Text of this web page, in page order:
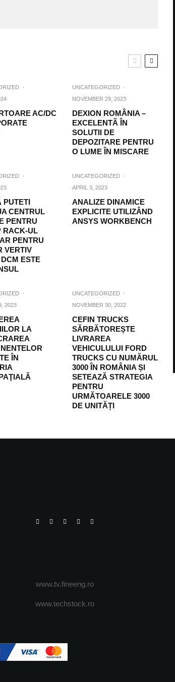
·
AC/DC
UNCATEGORIZED
·
NOVEMBER 29, 2023
DEXION ROMÂNIA –
EXCELENTÃ ÎN
SOLUTII DE
DEPOZITARE PENTRU
O LUME ÎN MISCARE
·
PUTETI
CENTRUL
PENTRU
RACK-UL
PENTRU
VERTIV
ESTE
UNCATEGORIZED
·
APRIL 3, 2023
ANALIZE DINAMICE
EXPLICITE UTILIZÂND
ANSYS WORKBENCH
·
2023
LA
ÎN
UNCATEGORIZED
·
NOVEMBER 30, 2022
CEFIN TRUCKS
SĂRBĂTOREȘTE
LIVRAREA
VEHICULULUI FORD
TRUCKS CU NUMĂRUL
3000 ÎN ROMÂNIA ȘI
SETEAZĂ STRATEGIA
PENTRU
URMĂTOARELE 3000
DE UNITĂȚI
www.tv.fineeng.ro
www.techstock.ro